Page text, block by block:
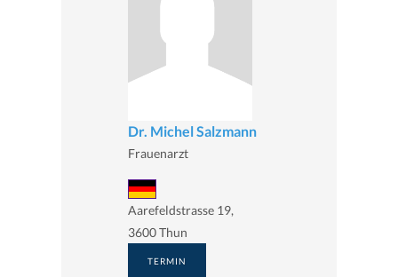
Dr. Michel Salzmann
Frauenarzt
Aarefeldstrasse 19,
3600 Thun
TERMIN